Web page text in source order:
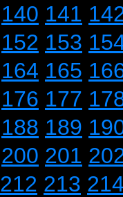
140 141
152 153
164 165
176 177
188 189
200 201
212 213